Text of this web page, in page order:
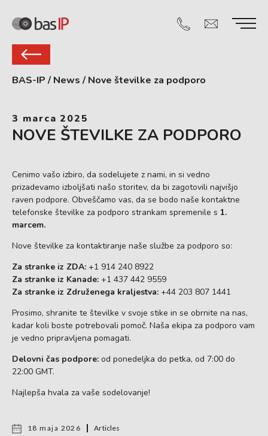
BAS-IP / News / Nove številke za podporo
3 marca 2025
NOVE ŠTEVILKE ZA PODPORO
Cenimo vašo izbiro, da sodelujete z nami, in si vedno
prizadevamo izboljšati našo storitev, da bi zagotovili najvišjo
raven podpore. Obveščamo vas, da se bodo naše kontaktne
telefonske številke za podporo strankam spremenile s 1.
marcem.
Nove številke za kontaktiranje naše službe za podporo so:
Za stranke iz ZDA: +1 914 240 8922
Za stranke iz Kanade: +1 437 442 9559
Za stranke iz Združenega kraljestva: +44 203 807 1441
Prosimo, shranite te številke v svoje stike in se obrnite na nas,
kadar koli boste potrebovali pomoč. Naša ekipa za podporo vam
je vedno pripravljena pomagati.
Delovni čas podpore: od ponedeljka do petka, od 7:00 do
22:00 GMT.
Najlepša hvala za vaše sodelovanje!
18 maja 2026 Articles